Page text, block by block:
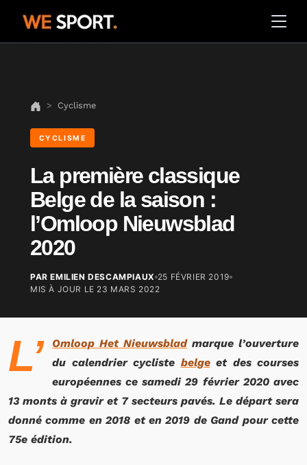
Cyclisme
CYCLISME
La première classique
Belge de la saison :
l’Omloop Nieuwsblad
2020
PAR EMILIEN DESCAMPIAUX 25 FÉVRIER 2019
MIS À JOUR LE 23 MARS 2022
L’ Omloop Het Nieuwsbladmarque l’ouverture
du calendrier cycliste belgeet des courses
européennes ce samedi 29 février 2020 avec
13 monts à gravir et 7 secteurs pavés. Le départ sera
donné comme en 2018 et en 2019 de Gand pour cette
75e édition.